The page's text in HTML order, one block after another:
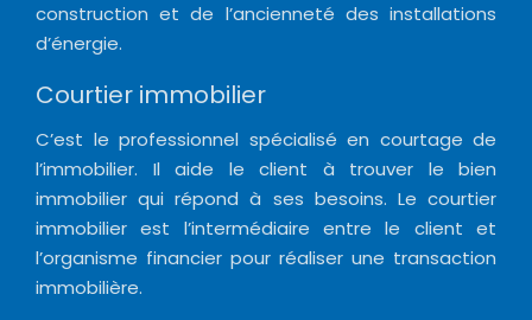
construction et de l’ancienneté des installations
d’énergie.
Courtier immobilier
C’est le professionnel spécialisé en courtage de
l’immobilier. Il aide le client à trouver le bien
immobilier qui répond à ses besoins. Le courtier
immobilier est l’intermédiaire entre le client et
l’organisme financier pour réaliser une transaction
immobilière.